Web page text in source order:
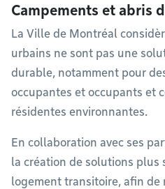
Campements et abris
La Ville de Montréal
urbains ne sont pas une
durable, notamment pour
occupantes et occupants et
résidentes environnantes.
En collaboration avec ses
la création de solutions plus
logement transitoire, afin de